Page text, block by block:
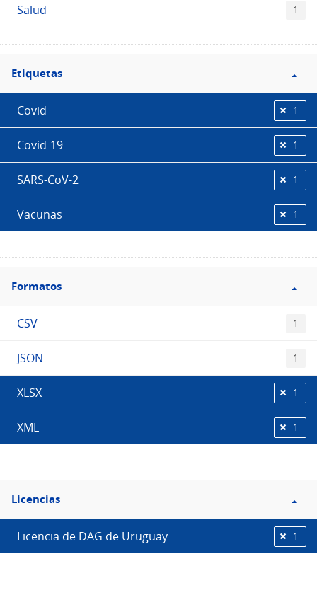
Salud 1
Filtro
Etiquetas
Etiquetas
Covid 1
Covid-19 1
SARS-CoV-2 1
Vacunas 1
Filtro
Formatos
Formatos
CSV 1
JSON 1
XLSX 1
XML 1
Filtro
Licencias
Licencias
Licencia de DAG de Uruguay 1